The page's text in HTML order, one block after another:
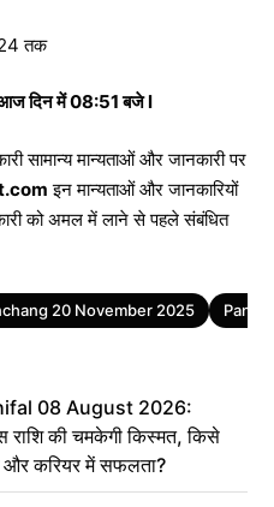
तक
आज दिन में 08:51 बजे l
सामान्य मान्यताओं और जानकारी पर
इन मान्यताओं और जानकारियों
को अमल में लाने से पहले संबंधित
20 November 2025
08 August 2026:
राशि की चमकेगी किस्मत, किसे
और करियर में सफलता?